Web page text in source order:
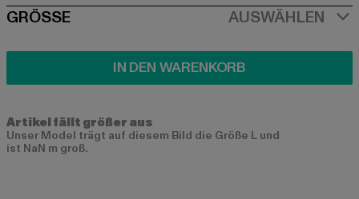
SIZE
GRÖSSE AUSWÄHLEN
IN DEN WARENKORB
Artikel fällt größer aus
Unser Model trägt auf diesem Bild die Größe L und
ist NaN m groß.